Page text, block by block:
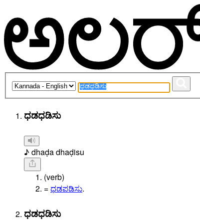
ಧಡಧಡಿಸು
♪ dhaḍa dhaḍisu
(verb)
=ಧಡಪಡಿಸು.
ಧಡಧಡಿಸು